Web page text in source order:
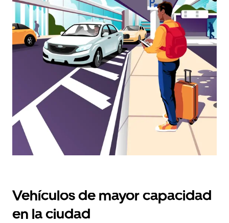
seleccionar
una
fecha.
Pulsa
el
cerrar
calendario.
Vehículos de mayor capacidad
en la ciudad